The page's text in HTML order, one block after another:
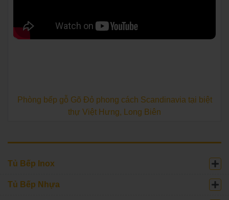
Phòng bếp gỗ Gõ Đỏ phong cách Scandinavia tại biệt
thự Việt Hưng, Long Biên
Tủ Bếp Inox
Tủ Bếp Nhựa